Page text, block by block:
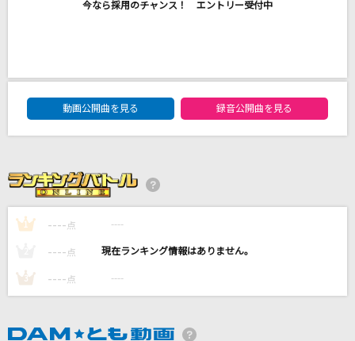
Summer Dreamin'
恋
1/3の純情な感情
SIAM SHADE
小さな恋のうた
MONGOL800
Vaundy
今なら採用のチャンス！ エントリー受付中
DAM★ともボーカルエントリーランキング
動画公開曲を見る
録音公開曲を見る
1 ---- 点 ----
---- 点 ----
3 ---- 点 ----